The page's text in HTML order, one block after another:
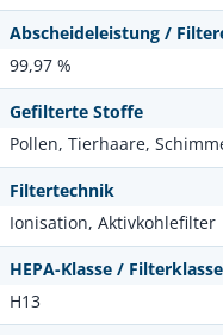
Abscheideleistung /
99,97 %
Gefilterte Stoffe
Pollen, Tierhaare,
Filtertechnik
Ionisation, Aktivkohlefilter
HEPA-Klasse / Filterklasse
H13